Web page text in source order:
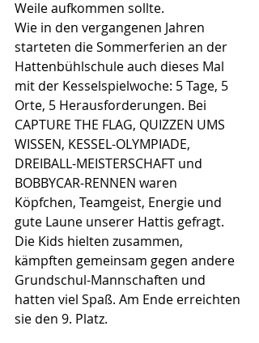
Weile aufkommen sollte.
Wie in den vergangenen Jahren
starteten die Sommerferien an der
Hattenbühlschule auch dieses Mal
mit der Kesselspielwoche: 5 Tage, 5
Orte, 5 Herausforderungen. Bei
CAPTURE THE FLAG, QUIZZEN UMS
WISSEN, KESSEL-OLYMPIADE,
DREIBALL-MEISTERSCHAFT und
BOBBYCAR-RENNEN waren
Köpfchen, Teamgeist, Energie und
gute Laune unserer Hattis gefragt.
Die Kids hielten zusammen,
kämpften gemeinsam gegen andere
Grundschul-Mannschaften und
hatten viel Spaß. Am Ende erreichten
sie den 9. Platz.